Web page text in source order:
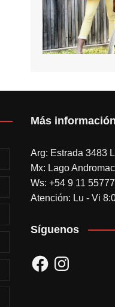
Más información
Arg: Estrada 3483
Mx: Lago
Ws: +54 9 11
Atención: Lu - Vi
Síguenos
FacebookInstagram